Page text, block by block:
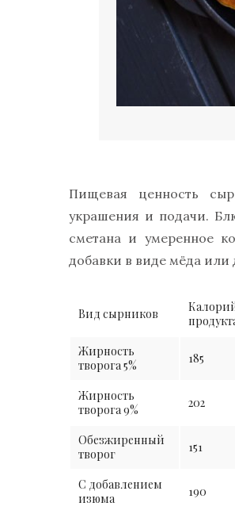
Пищевая ценность
украшения и подачи.
сметана и умеренное
добавки в виде мёда
Вид сырников
Жирность
творога 5%
185
Жирность
творога 9%
202
Обезжиренный
творог
151
С добавлением
изюма
190